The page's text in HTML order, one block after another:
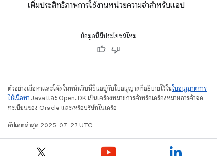
เพิ่มประสิทธิภาพการใช้งานหน่วยความจำสําหรับแอป
ข้อมูลนี้มีประโยชน์ไหม
ตัวอย่างเนื้อหาและโค้ดในหน้าเว็บนี้ขึ้นอยู่กับใบอนุญาตที่อธิบายไว้ในใบอนุญาตการ
ใช้เนื้อหา Java และ OpenJDK เป็นเครื่องหมายการค้าหรือเครื่องหมายการค้าจด
ทะเบียนของ Oracle และ/หรือบริษัทในเครือ
อัปเดตล่าสุด 2025-07-27 UTC